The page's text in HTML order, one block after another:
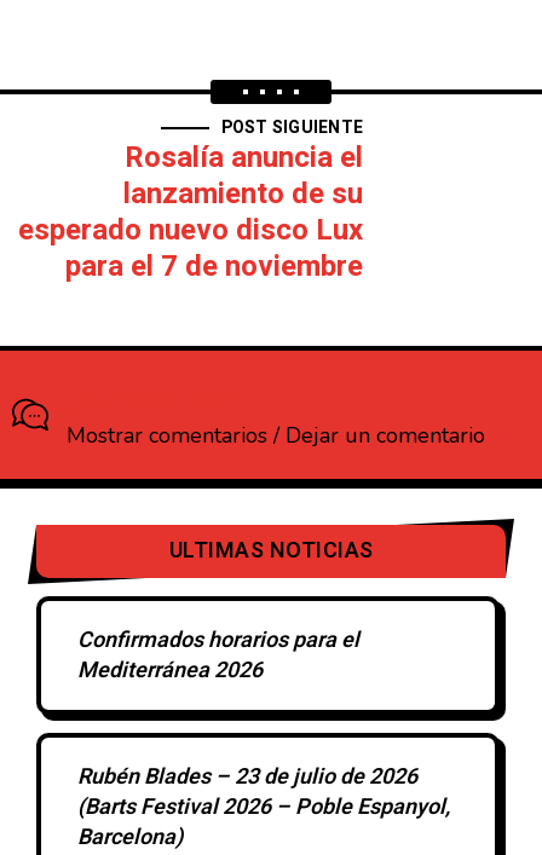
POST SIGUIENTE
Rosalía anuncia el
lanzamiento de su
esperado nuevo disco Lux
para el 7 de noviembre
Mostrar comentarios / Dejar un comentario
ULTIMAS NOTICIAS
Confirmados horarios para el
Mediterránea 2026
Rubén Blades – 23 de julio de 2026
(Barts Festival 2026 – Poble Espanyol,
Barcelona)